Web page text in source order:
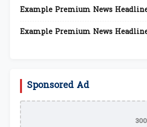
Example Premium News
Example Premium News
Sponsored Ad